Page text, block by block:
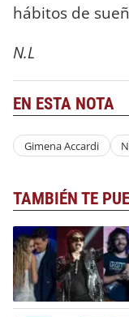
hábitos de
N.L
EN ESTA NOTA
Gimena Accardi
TAMBIÉN TE